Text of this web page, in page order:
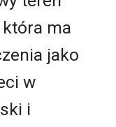
która ma
jako
w
i